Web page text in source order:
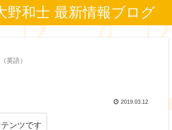
野和士 最新情報ブログ
英語）
2019.03.12
ンツです